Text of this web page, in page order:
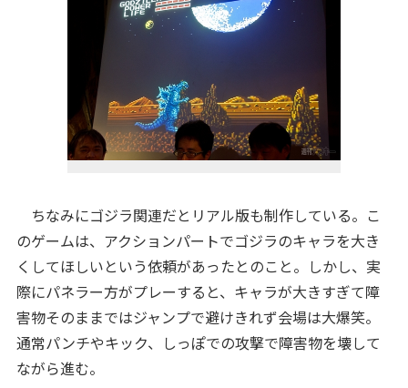
ちなみにゴジラ関連だとリアル版も制作している。こ
のゲームは、アクションパートでゴジラのキャラを大き
くしてほしいという依頼があったとのこと。しかし、実
際にパネラー方がプレーすると、キャラが大きすぎて障
害物そのままではジャンプで避けきれず会場は大爆笑。
通常パンチやキック、しっぽでの攻撃で障害物を壊して
ながら進む。